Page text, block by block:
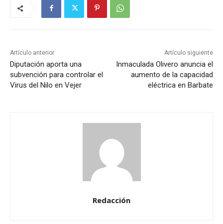
Artículo anterior
Diputación aporta una
subvención para controlar el
Virus del Nilo en Vejer
Artículo siguiente
Inmaculada Olivero anuncia el
aumento de la capacidad
eléctrica en Barbate
Redacción